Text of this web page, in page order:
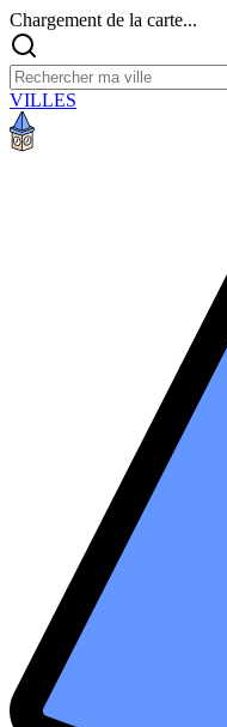
Chargement de la carte...
VILLES